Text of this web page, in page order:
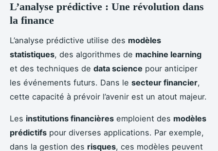
L’analyse prédictive : Une révolution dans
la finance
L’analyse prédictive utilise des modèles
statistiques, des algorithmes de machine learning
et des techniques de data science pour anticiper
les événements futurs. Dans le secteur financier,
cette capacité à prévoir l’avenir est un atout majeur.
Les institutions financières emploient des modèles
prédictifs pour diverses applications. Par exemple,
dans la gestion des risques, ces modèles peuvent